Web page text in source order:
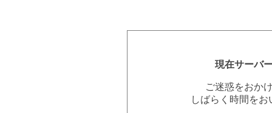
現在サーバ
ご迷惑をおか
しばらく時間を